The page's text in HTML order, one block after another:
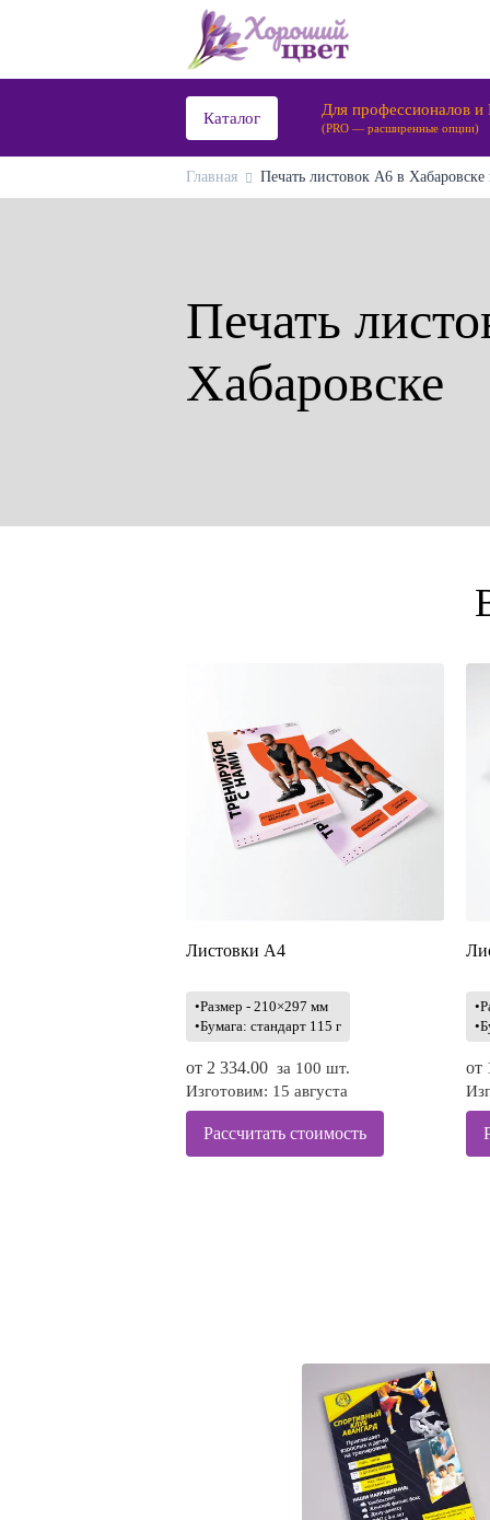
Каталог Для профессионалов и
(PRO — расширенные опции)
Главная Печать листовок А6 в Хабаровске
Печать
Хабаровске
Листовки А4
•Размер - 210×297 мм
•Бумага: стандарт 115 г
от 2 334.00 за 100 шт.
Изготовим: 15 августа
Рассчитать стоимость
от